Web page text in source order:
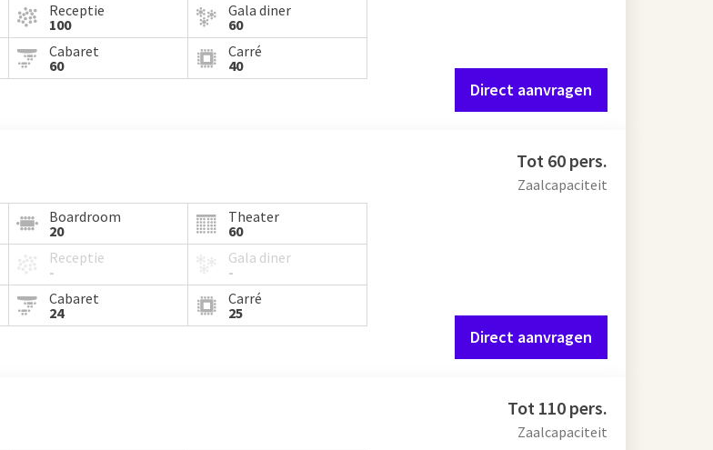
Receptie
100
Gala diner
60
Cabaret
60
Carré
40
Direct aanvragen
Boardroom
20
Theater
60
Receptie
-
Gala diner
-
Cabaret
24
Carré
25
Tot 60 pers.
Zaalcapaciteit
Direct aanvragen
Tot 110 pers.
Zaalcapaciteit